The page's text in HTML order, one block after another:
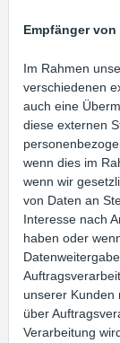
Empfänger
Im Rahmen
verschiedenen
auch eine
diese externen
wenn dies im
wenn wir
von Daten an
Interesse nach
haben oder
unserer Kunden
über
Verarbeitung